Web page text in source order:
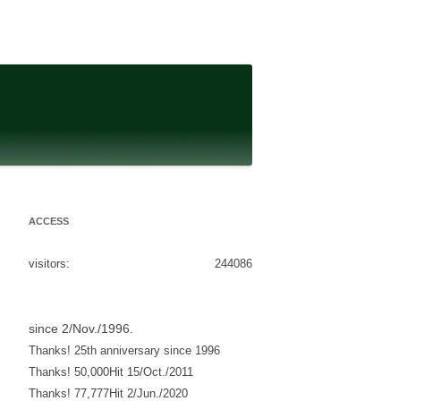
ACCESS
244086
visitors:
since 2/Nov./1996.
Thanks! 25th anniversary since 1996
Thanks! 50,000Hit 15/Oct./2011
Thanks! 77,777Hit 2/Jun./2020